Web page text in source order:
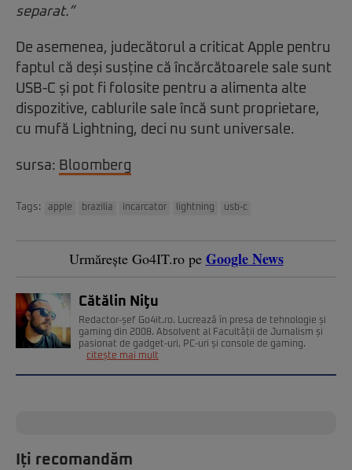
separat.”
De asemenea, judecătorul a criticat Apple pentru
faptul că deși susține că încărcătoarele sale sunt
USB-C și pot fi folosite pentru a alimenta alte
dispozitive, cablurile sale încă sunt proprietare,
cu mufă Lightning, deci nu sunt universale.
sursa: Bloomberg
Tags: apple brazilia incarcator lightning usb-c
Urmărește Go4IT.ro pe Google News
Cătălin Niţu
Redactor-șef Go4it.ro. Lucrează în presa de tehnologie și
gaming din 2008. Absolvent al Facultății de Jurnalism și
pasionat de gadget-uri, PC-uri și console de gaming.
citește mai mult
Iți recomandăm